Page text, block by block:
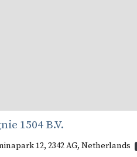
1504 B.V.
12, 2342 AG, Netherlands